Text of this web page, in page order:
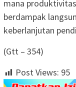
mana
berdampak
keberlanjutan
(Gtt – 354)
Post Views: 95